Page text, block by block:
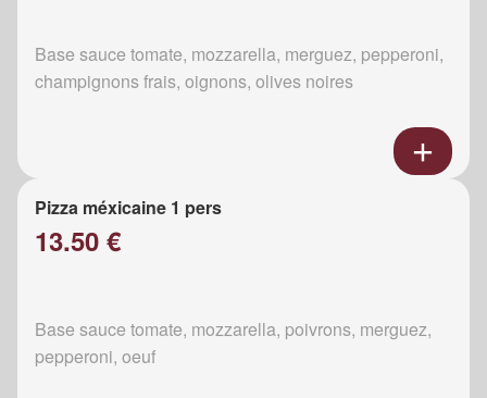
Base sauce tomate, mozzarella, merguez, pepperoni,
champignons frais, oignons, olives noires
Pizza méxicaine 1 pers
13.50 €
Base sauce tomate, mozzarella, poivrons, merguez,
pepperoni, oeuf